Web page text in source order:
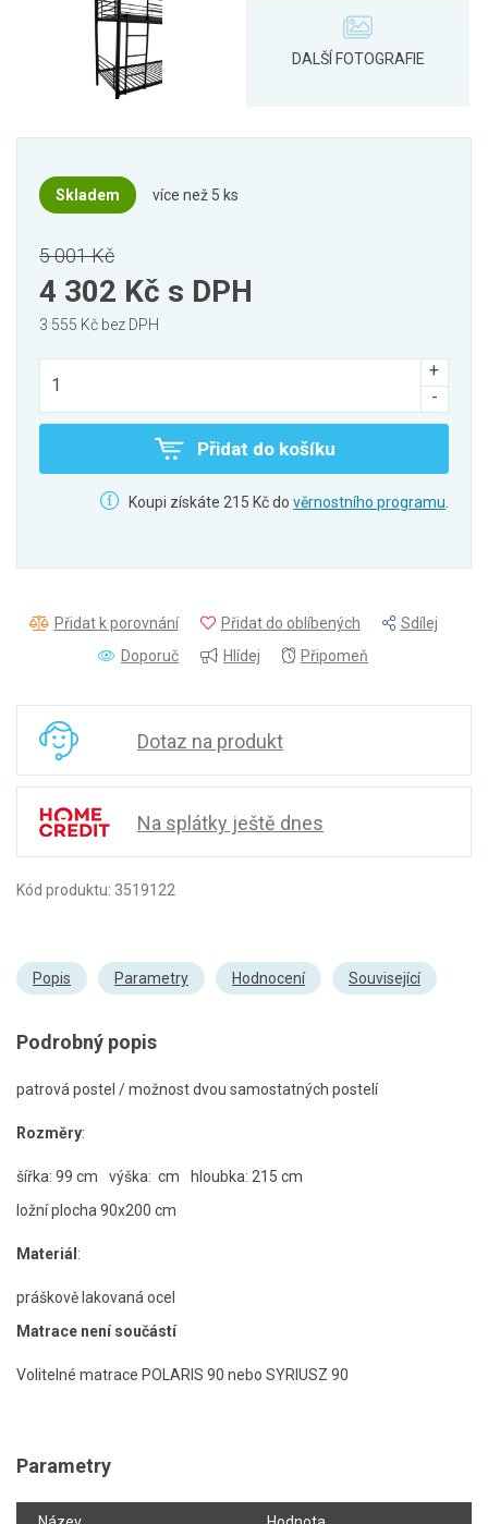
Skladem více než 5 ks
5 001 Kč
4 302 Kč s DPH
3 555 Kč bez DPH
Přidat do košíku
Koupi získáte 215 Kč do věrnostního programu
Přidat k porovnání Přidat do oblíbených
Sdílej
Doporuč
Hlídej Připomeň
Dotaz na produkt
Na splátky ještě dnes
Kód produktu: 3519122
Popis Parametry Hodnocení Související
Podrobný popis
patrová postel / možnost dvou samostatných postelí
Rozměry:
šířka: 99 cm výška: cm
hloubka: 215 cm
ložní plocha 90x200 cm
Materiál :
práškově lakovaná ocel
Matrace není součástí
Volitelné matrace POLARIS 90 nebo SYRIUSZ 90
Parametry